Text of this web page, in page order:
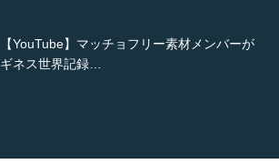
【YouTube】マッチョフリー素材メンバーが
ギネス世界記録…